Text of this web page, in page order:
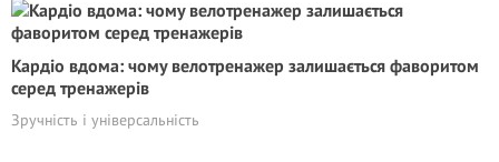
Кардіо вдома: чому велотренажер залишається фаворитом
серед тренажерів
Зручність і універсальність